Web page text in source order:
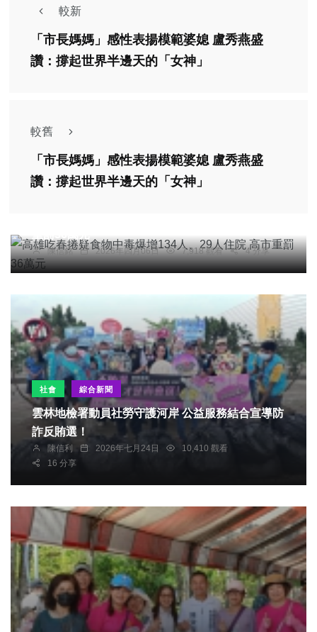
較新
「市長媽媽」感性表揚模範婆媳 盧秀燕盛
讚：撐起世界半邊天的「女神」
較舊
「市長媽媽」感性表揚模範婆媳 盧秀燕盛
讚：撐起世界半邊天的「女神」
陳信銘 2026年四月06日 7,918 觀看 4 分享
社會 綜合新聞
雲林地檢署動員社勞守護河岸 公益服務結合宣導防
詐反賄選！
陳信利 2026年七月24日
10,410 觀看
16 分享